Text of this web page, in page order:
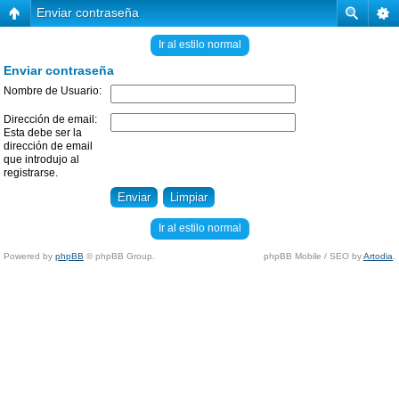
Enviar contraseña
Ir al estilo normal
Enviar contraseña
Nombre de Usuario:
Dirección de email:
Esta debe ser la
dirección de email
que introdujo al
registrarse.
Ir al estilo normal
Powered by phpBB © phpBB Group. phpBB Mobile / SEO byArtodia